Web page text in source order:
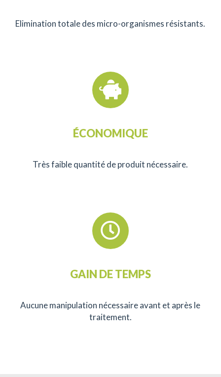
Elimination totale des micro-organismes résistants.
ÉCONOMIQUE
Très faible quantité de produit nécessaire.
GAIN DE TEMPS
Aucune manipulation nécessaire avant et après le
traitement.